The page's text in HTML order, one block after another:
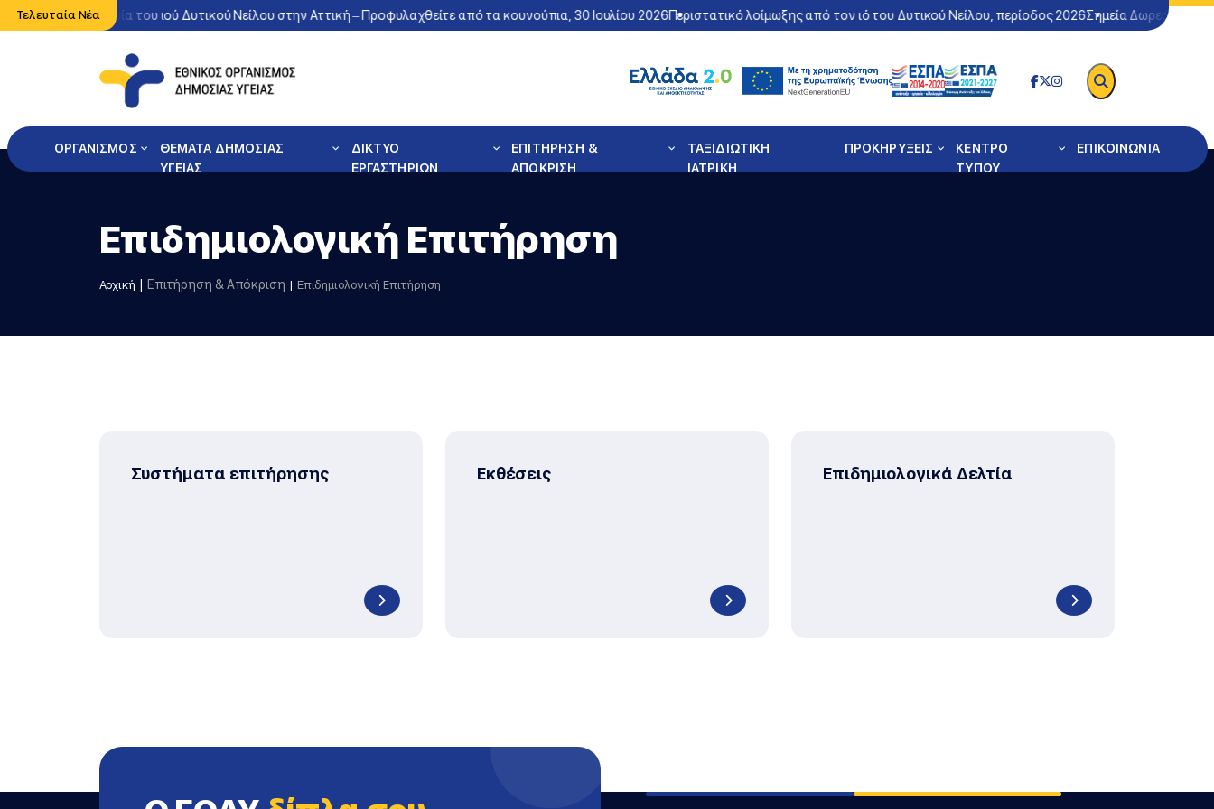
Τελευταία Νέα
Έντονη κυκλοφορία του ιού Δυτικού Νείλου στην Αττική – Προφυλαχθείτε από τα κουνούπια, 30 Ιουλίου 2026Περιστατικό λοίμωξης από τον ιό του Δυτικού Νείλου, περίοδος 2026Σημεία Δωρεάν
ΟΡΓΑΝΙΣΜΟΣ
ΘΕΜΑΤΑ ΔΗΜΟΣΙΑΣ
ΥΓΕΙΑΣ
ΔΙΚΤΥΟ
ΕΡΓΑΣΤΗΡΙΩΝ
ΕΠΙΤΗΡΗΣΗ &
ΑΠΟΚΡΙΣΗ
ΤΑΞΙΔΙΩΤΙΚΗ
ΙΑΤΡΙΚΗ
ΠΡΟΚΗΡΥΞΕΙΣ
ΚΕΝΤΡΟ
ΤΥΠΟΥ
ΕΠΙΚΟΙΝΩΝΙΑ
Επιδημιολογική Επιτήρηση
Αρχική Επιτήρηση & Απόκριση Επιδημιολογική Επιτήρηση
Συστήματα επιτήρησης Εκθέσεις Επιδημιολογικά Δελτία